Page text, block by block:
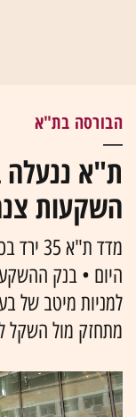
הבורסה בת"א
ת"א ננעלה
השקעות
היום • בנק
למניות מיטב של
מתחזק מול השקל לרמה